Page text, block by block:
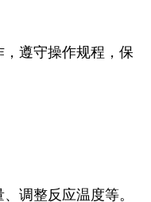
遵守操作规程，保
调整反应温度等。